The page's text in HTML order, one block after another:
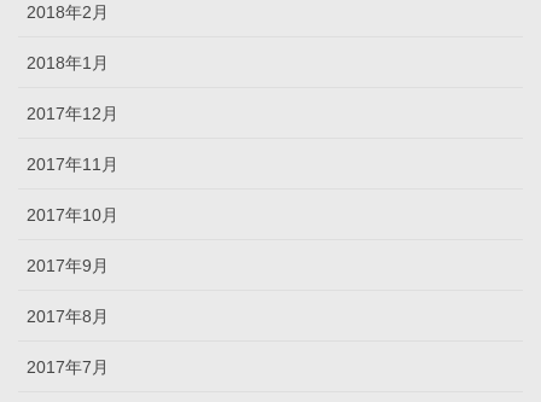
2018年2月
2018年1月
2017年12月
2017年11月
2017年10月
2017年9月
2017年8月
2017年7月